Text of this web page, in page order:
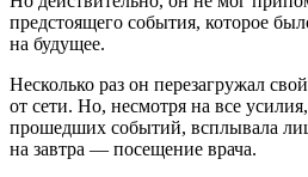
предстоящего события, которое
на будущее.
Несколько раз он перезагружал
от сети. Но, несмотря на все
прошедших событий, всплывала
на завтра — посещение врача.